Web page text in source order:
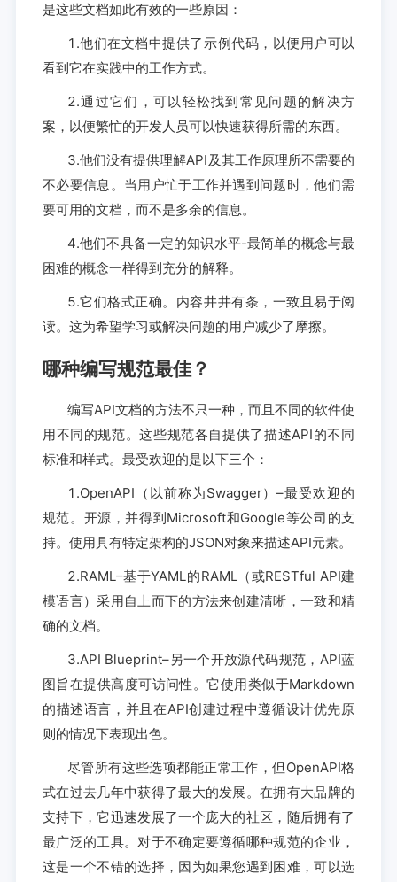
是这些文档如此有效的一些原因：
1.他们在文档中提供了示例代码，以便用户可以
看到它在实践中的工作方式。
2.通过它们，可以轻松找到常见问题的解决方
案，以便繁忙的开发人员可以快速获得所需的东西。
3.他们没有提供理解API及其工作原理所不需要的
不必要信息。当用户忙于工作并遇到问题时，他们需
要可用的文档，而不是多余的信息。
4.他们不具备一定的知识水平-最简单的概念与最
困难的概念一样得到充分的解释。
5.它们格式正确。内容井井有条，一致且易于阅
读。这为希望学习或解决问题的用户减少了摩擦。
哪种编写规范最佳？
编写API文档的方法不只一种，而且不同的软件使
用不同的规范。这些规范各自提供了描述API的不同
标准和样式。最受欢迎的是以下三个：
1.OpenAPI（以前称为Swagger）–最受欢迎的
规范。开源，并得到Microsoft和Google等公司的支
持。使用具有特定架构的JSON对象来描述API元素。
2.RAML–基于YAML的RAML（或RESTful API建
模语言）采用自上而下的方法来创建清晰，一致和精
确的文档。
3.API Blueprint–另一个开放源代码规范，API蓝
图旨在提供高度可访问性。它使用类似于Markdown
的描述语言，并且在API创建过程中遵循设计优先原
则的情况下表现出色。
尽管所有这些选项都能正常工作，但OpenAPI格
式在过去几年中获得了最大的发展。在拥有大品牌的
支持下，它迅速发展了一个庞大的社区，随后拥有了
最广泛的工具。对于不确定要遵循哪种规范的企业，
这是一个不错的选择，因为如果您遇到困难，可以选